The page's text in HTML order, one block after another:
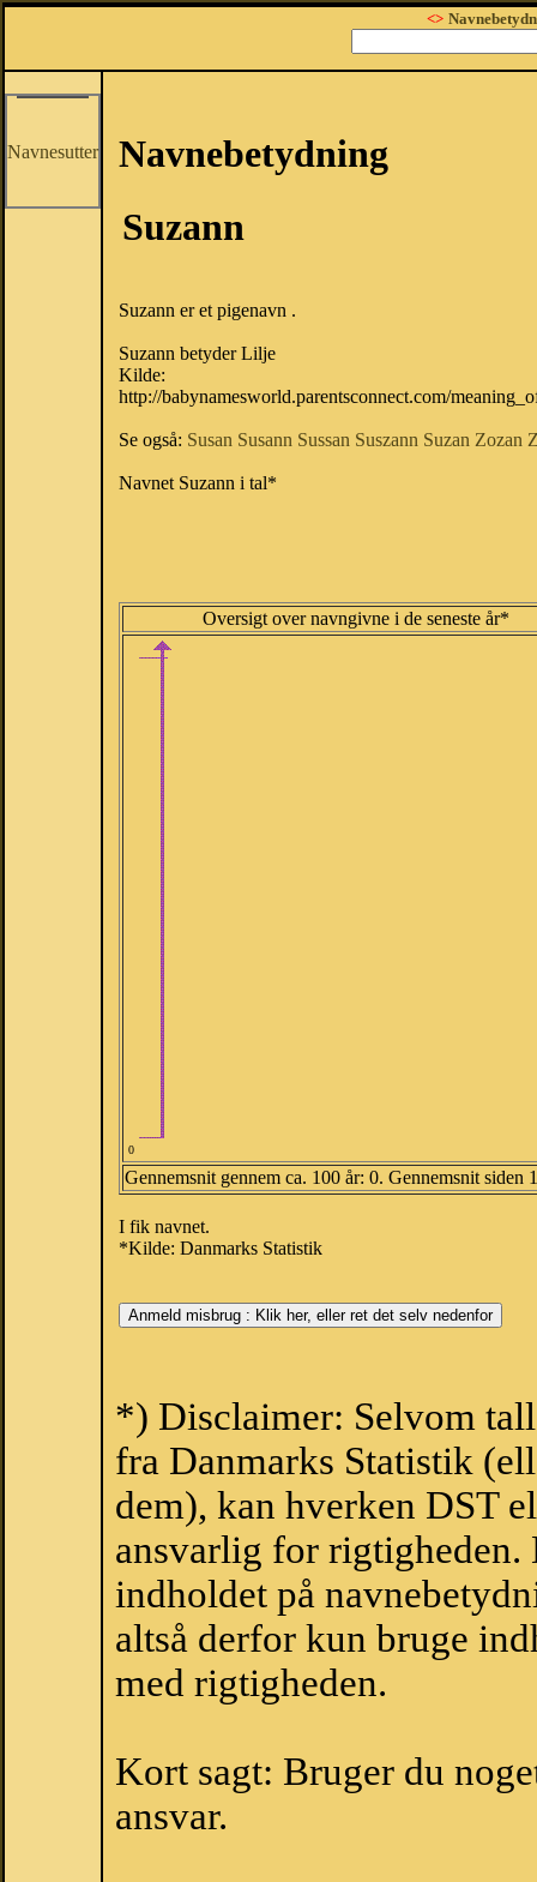
<>
Navnesutter
Navnebetydning
Suzann
Suzann er et pigenavn .
Suzann betyder Lilje
Kilde:
http://babynamesworld.parentsconnect.com/
Se også: Susan Susann Sussan Suszann Suzan Zozan
Navnet Suzann i tal*
Oversigt over navngivne i de seneste år*
0
Gennemsnit gennem ca. 100 år: 0. Gennemsnit siden
I fik navnet.
*Kilde: Danmarks Statistik
*) Disclaimer: Selvom
fra Danmarks Statistik
dem), kan hverken DST
ansvarlig for
indholdet på
altså derfor kun bruge
med rigtigheden.
Kort sagt: Bruger du
ansvar.